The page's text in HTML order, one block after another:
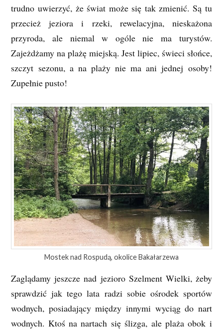
trudno uwierzyć, że świat może się tak zmienić. Są tu
przecież jeziora i rzeki, rewelacyjna, nieskażona
przyroda, ale niemal w ogóle nie ma turystów.
Zajeżdżamy na plażę miejską. Jest lipiec, świeci słońce,
szczyt sezonu, a na plaży nie ma ani jednej osoby!
Zupełnie pusto!
Mostek nad Rospudą, okolice Bakałarzewa
Zaglądamy jeszcze nad jezioro Szelment Wielki, żeby
sprawdzić jak tego lata radzi sobie ośrodek sportów
wodnych, posiadający między innymi wyciąg do nart
wodnych. Ktoś na nartach się ślizga, ale plaża obok i